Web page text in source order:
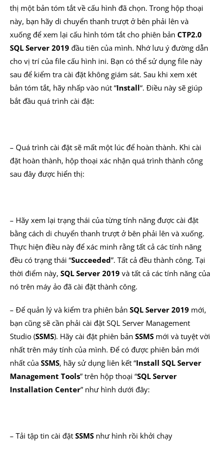
thị một bản tóm tắt về cấu hình đã chọn. Trong hộp thoại
này, bạn hãy di chuyển thanh trượt ở bên phải lên và
xuống để xem lại cấu hình tóm tắt cho phiên bản CTP2.0
SQL Server 2019 đầu tiên của mình. Nhớ lưu ý đường dẫn
cho vị trí của file cấu hình ini. Bạn có thể sử dụng file này
sau để kiểm tra cài đặt không giám sát. Sau khi xem xét
bản tóm tắt, hãy nhấp vào nút “Install“. Điều này sẽ giúp
bắt đầu quá trình cài đặt:
– Quá trình cài đặt sẽ mất một lúc để hoàn thành. Khi cài
đặt hoàn thành, hộp thoại xác nhận quá trình thành công
sau đây được hiển thị:
– Hãy xem lại trạng thái của từng tính năng được cài đặt
bằng cách di chuyển thanh trượt ở bên phải lên và xuống.
Thực hiện điều này để xác minh rằng tất cả các tính năng
đều có trạng thái “Succeeded”. Tất cả đều thành công. Tại
thời điểm này, SQL Server 2019 và tất cả các tính năng của
nó trên máy ảo đã cài đặt thành công.
– Để quản lý và kiểm tra phiên bản SQL Server 2019 mới,
bạn cũng sẽ cần phải cài đặt SQL Server Management
Studio (SSMS). Hãy cài đặt phiên bản SSMS mới và tuyệt vời
nhất trên máy tính của mình. Để có được phiên bản mới
nhất của SSMS, hãy sử dụng liên kết “Install SQL Server
Management Tools” trên hộp thoại “SQL Server
Installation Center” như hình dưới đây:
– Tải tập tin cài đặt SSMS như hình rồi khởi chạy